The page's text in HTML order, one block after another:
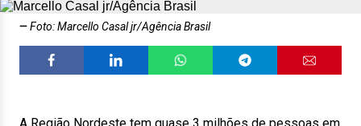
Foto: Marcello Casal jr/Agência Brasil